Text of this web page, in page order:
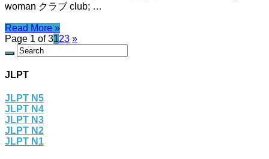
woman クラブ club; …
Read More »
Page 1 of 3123 »
JLPT
JLPT N5
JLPT N4
JLPT N3
JLPT N2
JLPT N1